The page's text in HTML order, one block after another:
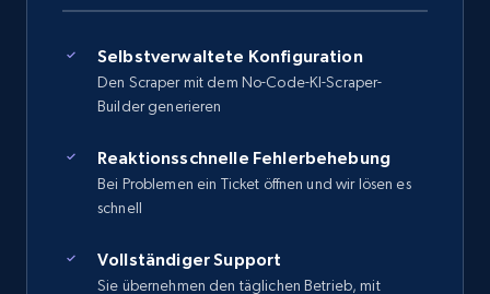
Selbstverwaltete Konfiguration
Den Scraper mit dem No-Code-KI-Scraper-
Builder generieren
Reaktionsschnelle Fehlerbehebung
Bei Problemen ein Ticket öffnen und wir lösen es
schnell
Vollständiger Support
Sie übernehmen den täglichen Betrieb, mit